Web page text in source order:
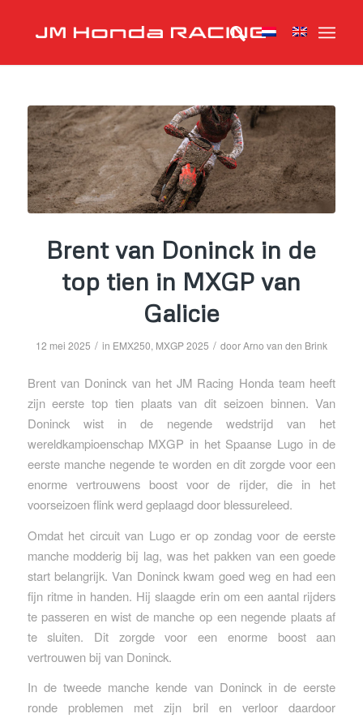
Brent van Doninck in de
top tien in MXGP van
Galicie
12 mei 2025 / in EMX250, MXGP 2025 / doorArno van den Brink
Brent van Doninck van het JM Racing Honda team heeft
zijn eerste top tien plaats van dit seizoen binnen. Van
Doninck wist in de negende wedstrijd van het
wereldkampioenschap MXGP in het Spaanse Lugo in de
eerste manche negende te worden en dit zorgde voor een
enorme vertrouwens boost voor de rijder, die in het
voorseizoen flink werd geplaagd door blessureleed.
Omdat het circuit van Lugo er op zondag voor de eerste
manche modderig bij lag, was het pakken van een goede
start belangrijk. Van Doninck kwam goed weg en had een
fijn ritme in handen. Hij slaagde erin om een aantal rijders
te passeren en wist de manche op een negende plaats af
te sluiten. Dit zorgde voor een enorme boost aan
vertrouwen bij van Doninck.
In de tweede manche kende van Doninck in de eerste
ronde problemen met zijn bril en verloor daardoor